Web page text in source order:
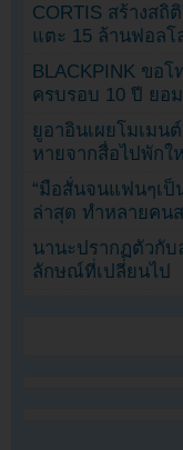
CORTIS สร้างสถิ
แตะ 15 ล้านฟอลโ
BLACKPINK ขอ
ครบรอบ 10 ปี ยอ
ยูอาอินเผยโมเมน
หายจากสื่อไปพัก
“มือสั่นจนแฟนๆเป็
ล่าสุด ทำหลายคน
นานะปรากฏตัวกั
ลักษณ์ที่เปลี่ยนไป